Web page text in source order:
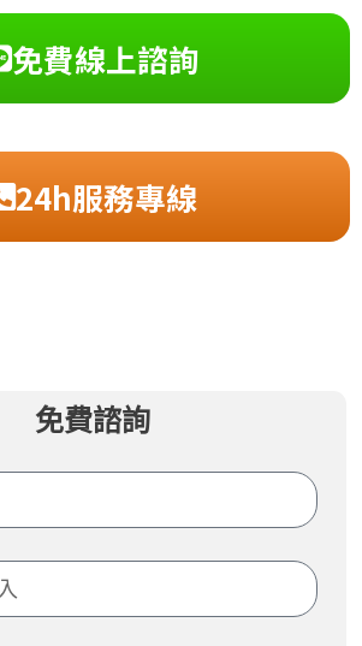
免費線上諮詢
24h服務專線
免費諮詢